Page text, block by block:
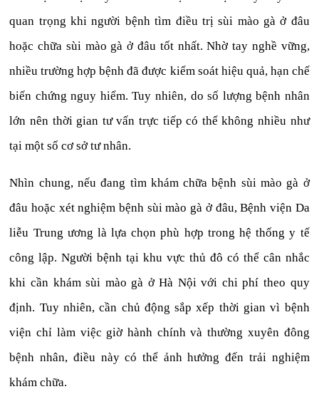
quan trọng khi người bệnh tìm điều trị sùi mào gà ở đâu
hoặc chữa sùi mào gà ở đâu tốt nhất. Nhờ tay nghề vững,
nhiều trường hợp bệnh đã được kiểm soát hiệu quả, hạn chế
biến chứng nguy hiểm. Tuy nhiên, do số lượng bệnh nhân
lớn nên thời gian tư vấn trực tiếp có thể không nhiều như
tại một số cơ sở tư nhân.
Nhìn chung, nếu đang tìm khám chữa bệnh sùi mào gà ở
đâu hoặc xét nghiệm bệnh sùi mào gà ở đâu, Bệnh viện Da
liễu Trung ương là lựa chọn phù hợp trong hệ thống y tế
công lập. Người bệnh tại khu vực thủ đô có thể cân nhắc
khi cần khám sùi mào gà ở Hà Nội với chi phí theo quy
định. Tuy nhiên, cần chủ động sắp xếp thời gian vì bệnh
viện chỉ làm việc giờ hành chính và thường xuyên đông
bệnh nhân, điều này có thể ảnh hưởng đến trải nghiệm
khám chữa.